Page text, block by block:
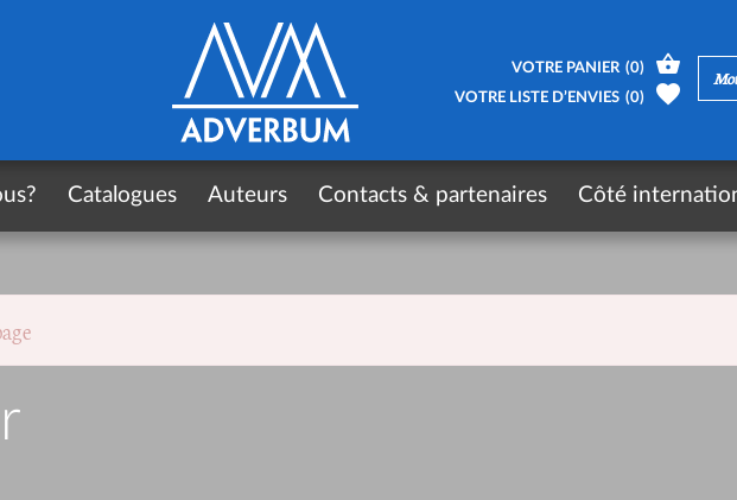
VOTRE PANIER (0)
VOTRE LISTE D’ENVIES (0)
Catalogues Auteurs Contacts & partenaires Côté